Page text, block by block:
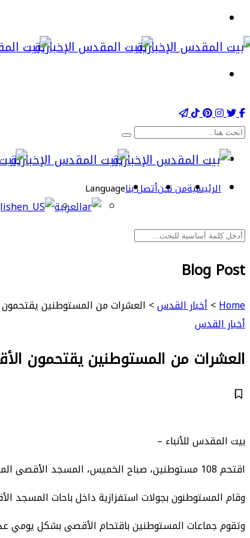
الرئيسيةمن نحنأتصل بناLanguage
العربية
Blog Post
Home
>أخبار القدس> العشرات من المستوطنين
أخبار القدس
العشرات من المستوطنين يقتحمون
بيت المقدس للأنباء –
اقتحم 108 مستوطنين، صباح الخميس، المسجد الأقصى المبارك، وسط حماية مشددة من شرطة الاحتلال.
وقام المستوطنون بجولات استفزازية داخل باحات المسجد
وتقوم جماعات المستوطنين باقتحام الأقصى بشكل يومي